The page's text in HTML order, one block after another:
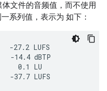
文件的音频值，而不使用
系列值，表示为 如下：
-27.2 LUFS
-14.4 dBTP
0.1 LU
-37.7 LUFS